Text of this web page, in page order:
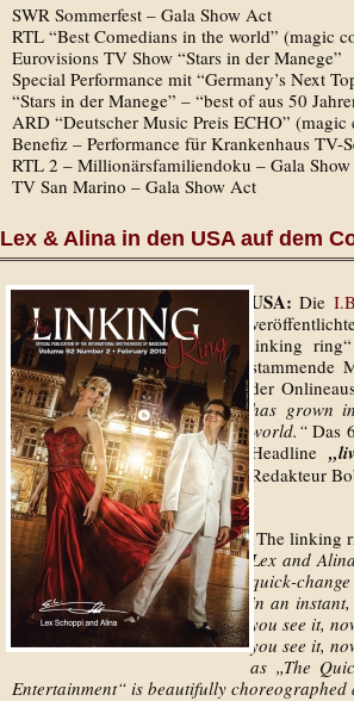
SWR Sommerfest – Gala Show Act
RTL “Best Comedians in the world” (magic
Eurovisions TV Show “Stars in der Manege”
Special Performance mit “Germany’s Next
“Stars in der Manege” – “best of aus 50
ARD “Deutscher Music Preis ECHO”
Benefiz – Performance für Krankenhaus TV-
RTL 2 – Millionärsfamiliendoku – Gala
TV San Marino – Gala Show Act
Lex & Alina in den USA auf dem
USA: Die
linking
stammende
der
has grown
world.“Das
Headline
Redakteur
‚The linking
Lex and
quick-
in an
you see it,
you see it,
as „The
Entertainment“ is beautifully